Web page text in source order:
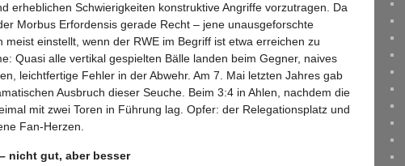
erheblichen Schwierigkeiten konstruktive Angriffe vorzutragen. Da
Morbus Erfordensis gerade Recht – jene unausgeforschte
meist einstellt, wenn der RWE im Begriff ist etwa erreichen zu
Quasi alle vertikal gespielten Bälle landen beim Gegner, naives
leichtfertige Fehler in der Abwehr. Am 7. Mai letzten Jahres gab
Ausbruch dieser Seuche. Beim 3:4 in Ahlen, nachdem die
mit zwei Toren in Führung lag. Opfer: der Relegationsplatz und
Fan-Herzen.
nicht gut, aber besser